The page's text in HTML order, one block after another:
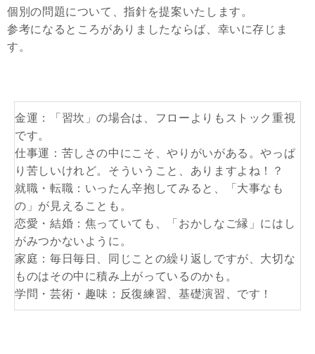
個別の問題について、指針を提案いたします。
参考になるところがありましたならば、幸いに存じま
す。
金運：「習坎」の場合は、フローよりもストック重視
です。
仕事運：苦しさの中にこそ、やりがいがある。やっぱ
り苦しいけれど。そういうこと、ありますよね！？
就職・転職：いったん辛抱してみると、「大事なも
の」が見えることも。
恋愛・結婚：焦っていても、「おかしなご縁」にはし
がみつかないように。
家庭：毎日毎日、同じことの繰り返しですが、大切な
ものはその中に積み上がっているのかも。
学問・芸術・趣味：反復練習、基礎演習、です！